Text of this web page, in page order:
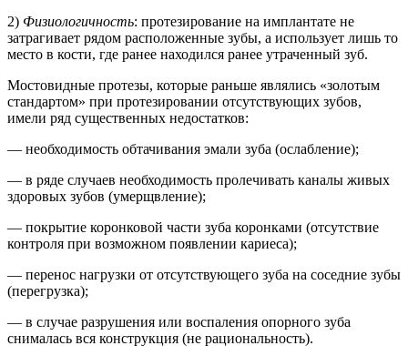
2) Физиологичность: протезирование на имплантате не
затрагивает рядом расположенные зубы, а использует лишь то
место в кости, где ранее находился ранее утраченный зуб.
Мостовидные протезы, которые раньше являлись «золотым
стандартом» при протезировании отсутствующих зубов,
имели ряд существенных недостатков:
— необходимость обтачивания эмали зуба (ослабление);
— в ряде случаев необходимость пролечивать каналы живых
здоровых зубов (умерщвление);
— покрытие коронковой части зуба коронками (отсутствие
контроля при возможном появлении кариеса);
— перенос нагрузки от отсутствующего зуба на соседние зубы
(перегрузка);
— в случае разрушения или воспаления опорного зуба
снималась вся конструкция (не рациональность).